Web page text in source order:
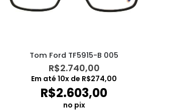
Tom Ford TF5915-B 005
R$2.740,00
Em até 10x de R$274,00
R$2.603,00
no pix